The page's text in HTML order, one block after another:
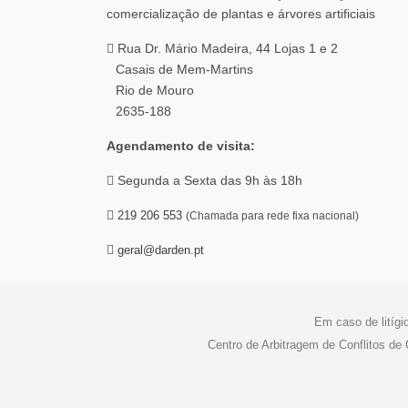
Rua Dr. Mário Madeira, 44 Lojas 1 e 2
Casais de Mem-Martins
Rio de Mouro
2635-188
Agendamento de visita:
Segunda a Sexta das 9h às 18h
219 206 553 (Chamada para rede fixa nacional)
geral@darden.pt
Em caso de
Centro de Arbitragem de Conflitos